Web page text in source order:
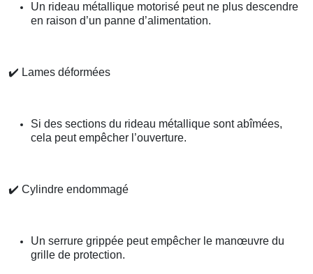
Un rideau métallique motorisé peut ne plus descendre
en raison d’un panne d’alimentation.
✔️ Lames déformées
Si des sections du rideau métallique sont abîmées,
cela peut empêcher l’ouverture.
✔️ Cylindre endommagé
Un serrure grippée peut empêcher le manœuvre du
grille de protection.